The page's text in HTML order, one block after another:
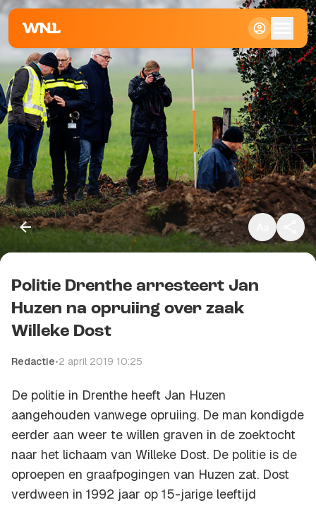
Klein
Standaard
Groot
Kopieer link
Politie Drenthe arresteert Jan
Huzen na opruiing over zaak
Willeke Dost
Redactie•2 april 2019 10:25
De politie in Drenthe heeft Jan Huzen
aangehouden vanwege opruiing. De man kondigde
eerder aan weer te willen graven in de zoektocht
naar het lichaam van Willeke Dost. De politie is de
oproepen en graafpogingen van Huzen zat. Dost
verdween in 1992 jaar op 15-jarige leeftijd